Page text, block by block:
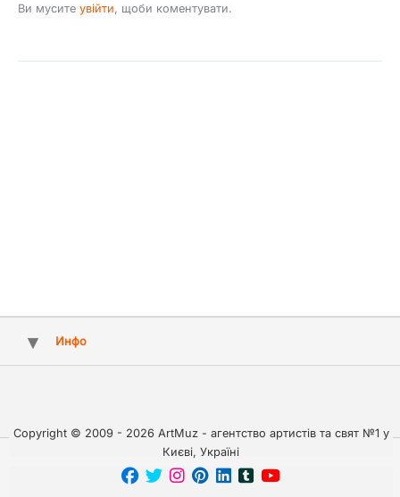
Ви мусите увійти, щоби коментувати.
Инфо
Copyright © 2009 - 2026 ArtMuz - агентство артистів та свят №1 у
Києві, Україні